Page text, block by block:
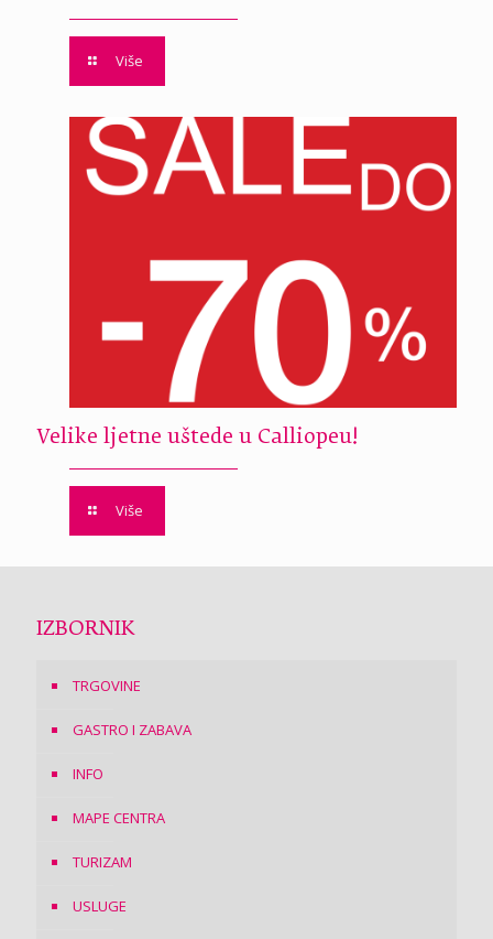
Više
Velike ljetne uštede u Calliopeu!
Više
IZBORNIK
TRGOVINE
GASTRO I ZABAVA
INFO
MAPE CENTRA
TURIZAM
USLUGE